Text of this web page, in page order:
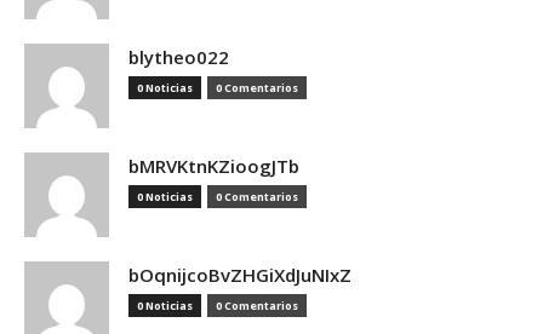
blytheo022
0 Noticias 0 Comentarios
bMRVKtnKZioogJTb
0 Noticias 0 Comentarios
bOqnijcoBvZHGiXdJuNIxZ
0 Noticias 0 Comentarios